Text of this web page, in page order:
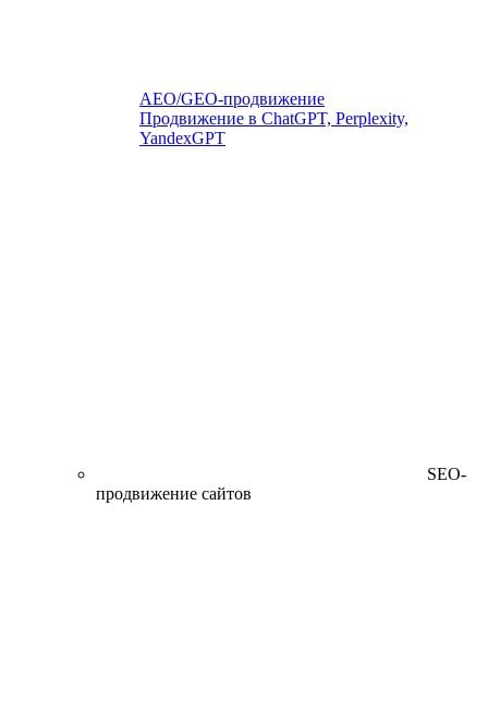
AEO/GEO-продвижение
Продвижение в ChatGPT, Perplexity,
YandexGPT
SEO-
продвижение сайтов